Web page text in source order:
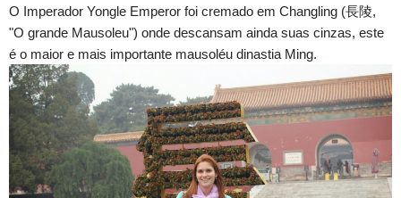
O Imperador Yongle Emperor foi cremado em Changling (長陵,
"O grande Mausoleu") onde descansam ainda suas cinzas, este
é o maior e mais importante mausoléu dinastia Ming.